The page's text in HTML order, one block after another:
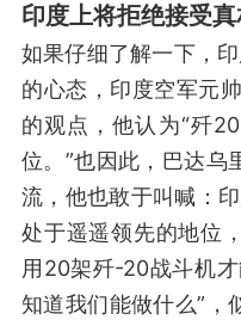
印度上将拒绝接受真
如果仔细了解一下，
的心态，印度空军元
的观点，他认为“歼
位。”也因此，巴达乌
流，他也敢于叫喊：
处于遥遥领先的地位
用20架歼-20战斗机
知道我们能做什么”，